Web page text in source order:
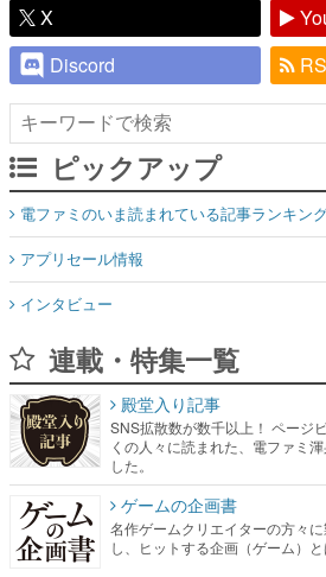
X
Discord
ピックアップ
電ファミのいま読まれている記事ランキン
アプリセール情報
インタビュー
連載・特集一覧
殿堂入り記事
SNS拡散数が数千以上！ ページ
くの人々に読まれた、電ファミ
した。
ゲームの企画書
名作ゲームクリエイターの方々
し、ヒットする企画（ゲーム）